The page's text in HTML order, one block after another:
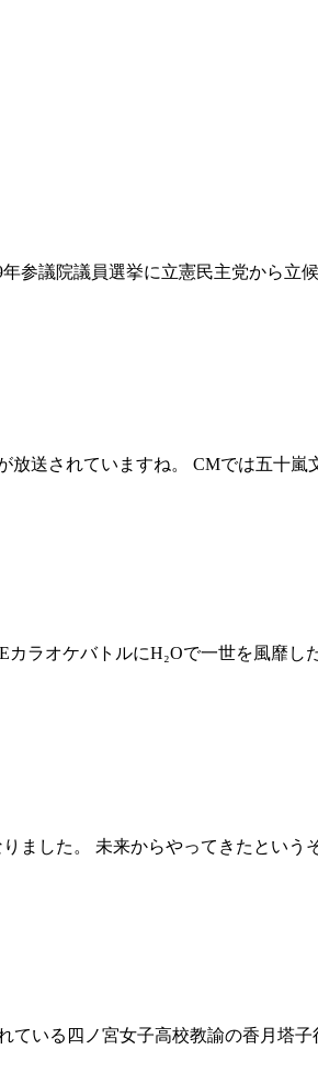
参議院議員選挙に立憲民主党から立
送されていますね。 CMでは五十
ラオケバトルにH₂Oで一世を風靡
ました。 未来からやってきたとい
いる四ノ宮女子高校教諭の香月塔